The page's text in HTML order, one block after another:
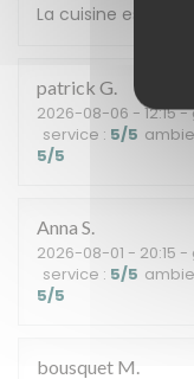
La cuisine est
patrick G
2026-08-06 - 12:15
service : 5/5
5/5
Anna S
2026-08-01 - 20:15
service : 5/5
5/5
bousquet M